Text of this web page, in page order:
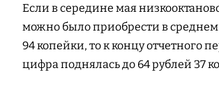
Если в середине мая
можно было приобрести в среднем
94 копейки, то к концу отчетного
цифра поднялась до 64 рублей 37